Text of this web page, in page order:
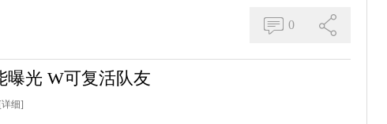
0
曝光 W可复活队友
[详细]